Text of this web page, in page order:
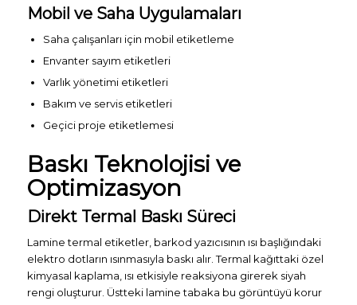
Mobil ve Saha Uygulamaları
Saha çalışanları için mobil etiketleme
Envanter sayım etiketleri
Varlık yönetimi etiketleri
Bakım ve servis etiketleri
Geçici proje etiketlemesi
Baskı Teknolojisi ve
Optimizasyon
Direkt Termal Baskı Süreci
Lamine termal etiketler, barkod yazıcısının ısı başlığındaki
elektro dotların ısınmasıyla baskı alır. Termal kağıttaki özel
kimyasal kaplama, ısı etkisiyle reaksiyona girerek siyah
rengi oluşturur. Üstteki lamine tabaka bu görüntüyü korur